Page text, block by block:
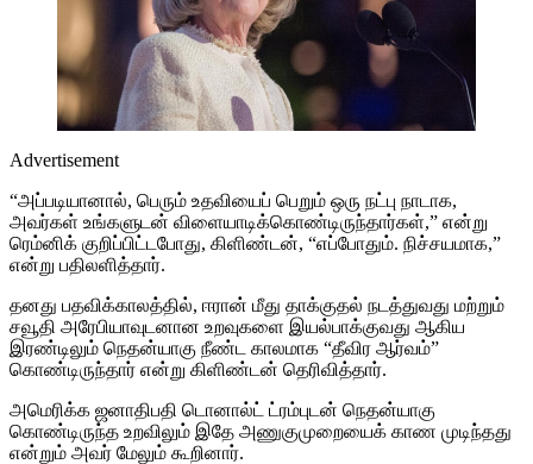
Advertisement
“அப்படியானால், பெரும் உதவியைப் பெறும் ஒரு நட்பு நாடாக,
அவர்கள் உங்களுடன் விளையாடிக்கொண்டிருந்தார்கள்,” என்று
ரெம்னிக் குறிப்பிட்டபோது, ​​கிளிண்டன், “எப்போதும். நிச்சயமாக,”
என்று பதிலளித்தார்.
தனது பதவிக்காலத்தில், ஈரான் மீது தாக்குதல் நடத்துவது மற்றும்
சவூதி அரேபியாவுடனான உறவுகளை இயல்பாக்குவது ஆகிய
இரண்டிலும் நெதன்யாகு நீண்ட காலமாக “தீவிர ஆர்வம்”
கொண்டிருந்தார் என்று கிளிண்டன் தெரிவித்தார்.
அமெரிக்க ஜனாதிபதி டொனால்ட் ட்ரம்புடன் நெதன்யாகு
கொண்டிருந்த உறவிலும் இதே அணுகுமுறையைக் காண முடிந்தது
என்றும் அவர் மேலும் கூறினார்.